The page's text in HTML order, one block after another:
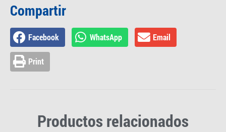
Compartir
Facebook WhatsApp Email
Print
Productos relacionados